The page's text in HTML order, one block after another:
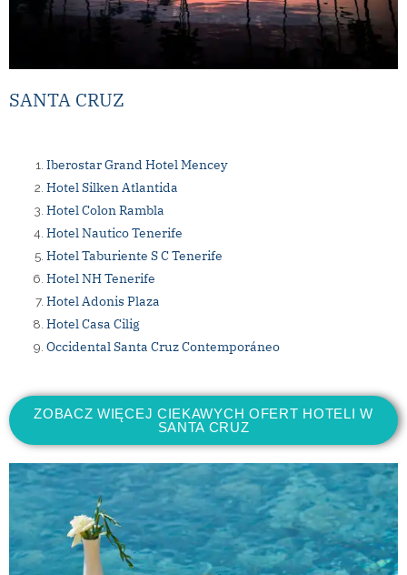
SANTA CRUZ
Iberostar Grand Hotel Mencey
Hotel Silken Atlantida
Hotel Colon Rambla
Hotel Nautico Tenerife
Hotel Taburiente S C Tenerife
Hotel NH Tenerife
Hotel Adonis Plaza
Hotel Casa Cilig
Occidental Santa Cruz Contemporáneo
ZOBACZ WIĘCEJ CIEKAWYCH OFERT HOTELI W
SANTA CRUZ